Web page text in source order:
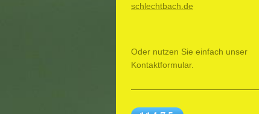
schlechtbach.de
Oder nutzen Sie einfach unser
Kontaktformular.